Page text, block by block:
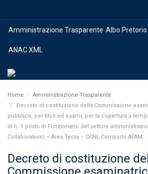
Amministrazione Trasparente Albo Pretorio
ANAC XML
Home
Amministrazione Trasparente
Decreto di costituzione della Commissione
pubblico, per titoli ed esami, per la copertura a
di n. 1 posto di Funzionario del settore
Collaboratore) – Area Terza – CCNL Comparto AFAM.
Decreto di costituzione